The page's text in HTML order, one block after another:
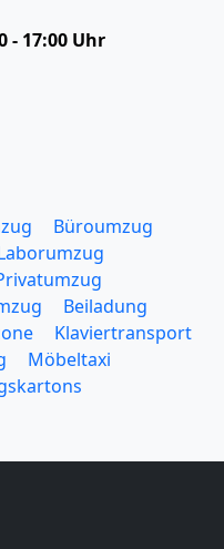
- 17:00 Uhr
Büroumzug
Beiladung
Klaviertransport
Möbeltaxi